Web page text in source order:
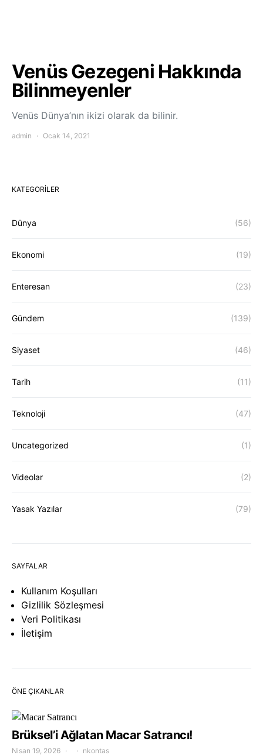
Venüs Gezegeni Hakkında
Bilinmeyenler
Venüs Dünya’nın ikizi olarak da bilinir.
admin Ocak 14, 2021
KATEGORILER
Dünya (56)
Ekonomi (19)
Enteresan (23)
Gündem (139)
Siyaset (46)
Tarih (11)
Teknoloji (47)
Uncategorized (1)
Videolar (2)
Yasak Yazılar (79)
SAYFALAR
Kullanım Koşulları
Gizlilik Sözleşmesi
Veri Politikası
İletişim
ÖNE ÇIKANLAR
Brüksel’i Ağlatan Macar Satrancı!
Nisan 19, 2026 nkontas